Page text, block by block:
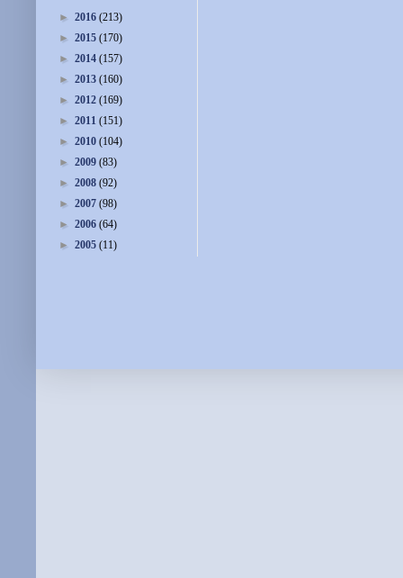
► 2016 (213)
► 2015 (170)
► 2014 (157)
► 2013 (160)
► 2012 (169)
► 2011 (151)
► 2010 (104)
► 2009 (83)
► 2008 (92)
► 2007 (98)
► 2006 (64)
► 2005 (11)